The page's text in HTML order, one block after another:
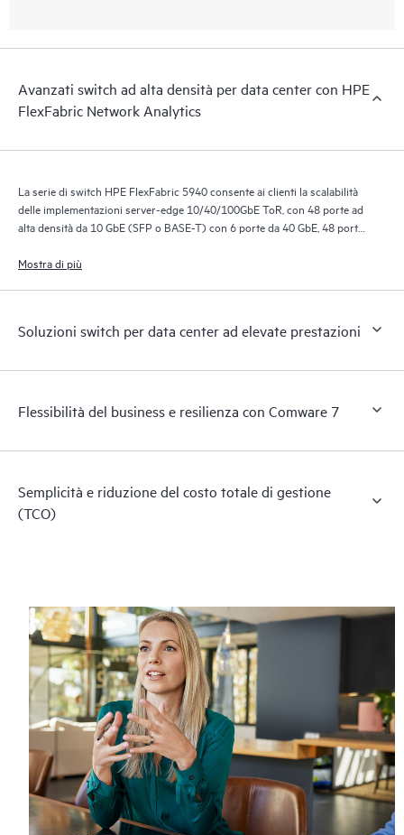
Avanzati switch ad alta densità per data center con HPE
FlexFabric Network Analytics
La serie di switch HPE FlexFabric 5940 consente ai clienti la scalabilità
delle implementazioni server-edge 10/40/100GbE ToR, con 48 porte ad
alta densità da 10 GbE (SFP o BASE-T) con 6 porte da 40 GbE, 48 porte
GbE, fornite in un design 1RU.
Mostra di più
Soluzioni switch per data center ad elevate prestazioni
Flessibilità del business e resilienza con Comware 7
Semplicità e riduzione del costo totale di gestione
(TCO)